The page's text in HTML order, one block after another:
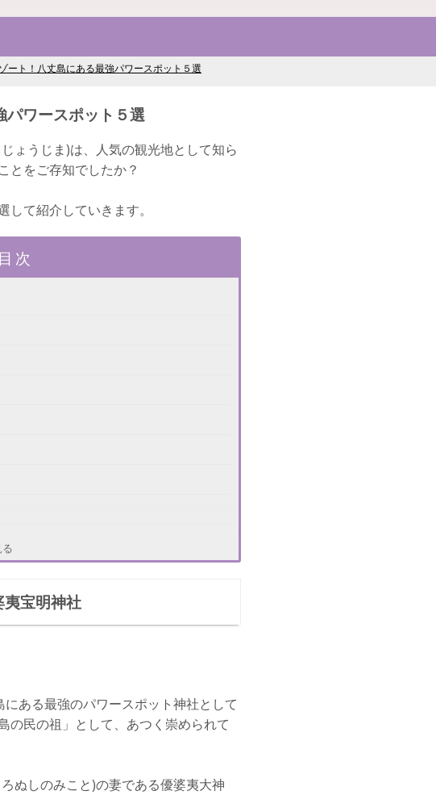
ート！八丈島にある最強パワースポット５選
パワースポット５選
ょうじま)は、人気の観光地として知ら
とをご存知でしたか？
て紹介していきます。
次
宝明神社
にある最強のパワースポット神社として
の民の祖」として、あつく崇められて
ぬしのみこと)の妻である優婆夷大神